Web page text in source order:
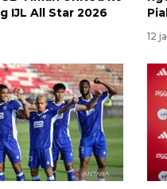
IJL All Star 2026
12
sampai 8
1 Juni 2026